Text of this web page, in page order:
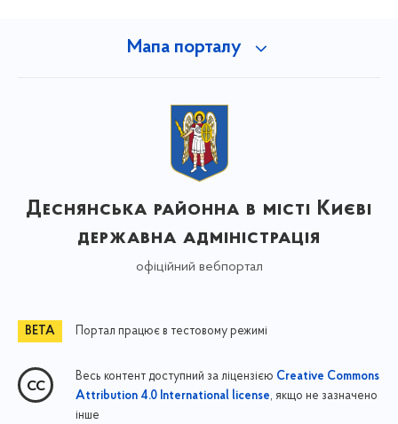
Мапа порталу
Деснянська районна в місті Києві
державна адміністрація
офіційний вебпортал
Портал працює в тестовому режимі
Весь контент доступний за ліцензією Creative Commons
Attribution 4.0 International license, якщо не зазначено
інше